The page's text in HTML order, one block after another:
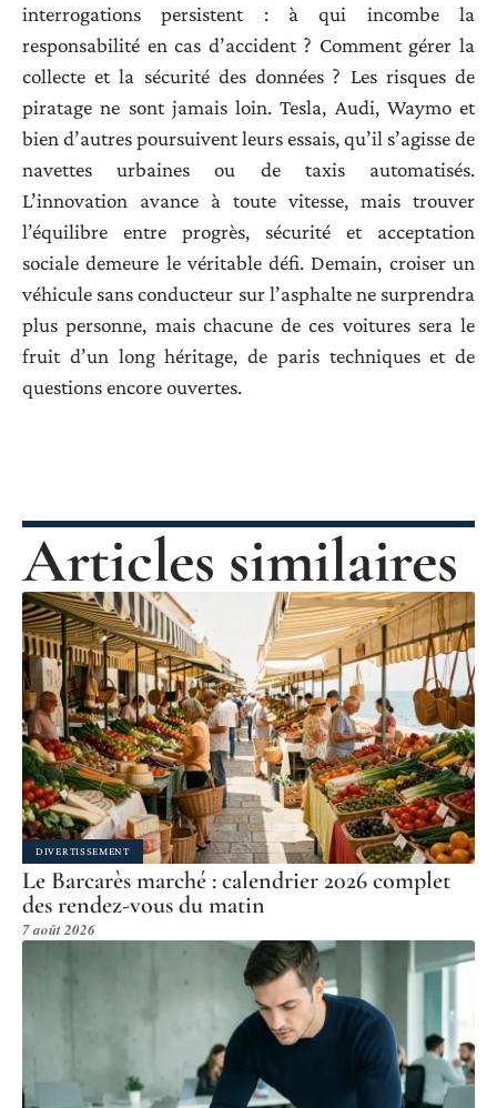
interrogations persistent : à qui incombe la
responsabilité en cas d’accident ? Comment gérer la
collecte et la sécurité des données ? Les risques de
piratage ne sont jamais loin. Tesla, Audi, Waymo et
bien d’autres poursuivent leurs essais, qu’il s’agisse de
navettes urbaines ou de taxis automatisés.
L’innovation avance à toute vitesse, mais trouver
l’équilibre entre progrès, sécurité et acceptation
sociale demeure le véritable défi. Demain, croiser un
véhicule sans conducteur sur l’asphalte ne surprendra
plus personne, mais chacune de ces voitures sera le
fruit d’un long héritage, de paris techniques et de
questions encore ouvertes.
Articles similaires
DIVERTISSEMENT
Le Barcarès marché : calendrier 2026 complet
des rendez-vous du matin
7 août 2026